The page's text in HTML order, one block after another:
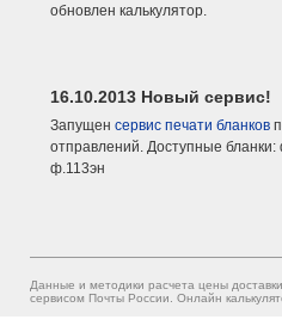
обновлен калькулятор.
16.10.2013 Новый сервис!
Запущен сервис печати бланков
отправлений. Доступные
ф.113эн
Данные и методики расчета цены
сервисом Почты России. Онлайн